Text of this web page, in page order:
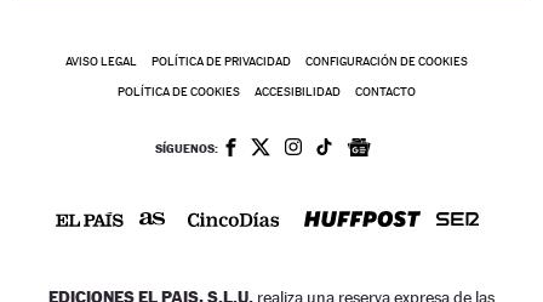
AVISO LEGAL POLÍTICA DE PRIVACIDAD CONFIGURACIÓN DE COOKIES
POLÍTICA DE COOKIES ACCESIBILIDAD CONTACTO
SÍGUENOS:
EDICIONES EL PAIS, S.L.U. realiza una reserva expresa de las